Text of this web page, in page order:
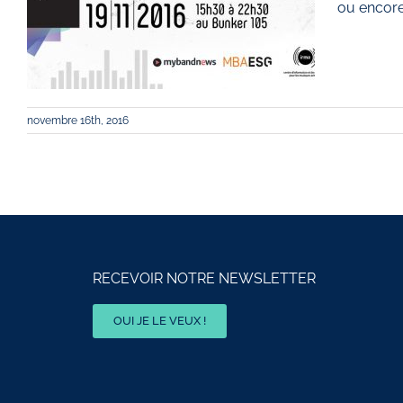
ou
novembre 16th, 2016
RECEVOIR NOTRE NEWSLETTER
OUI JE LE VEUX !